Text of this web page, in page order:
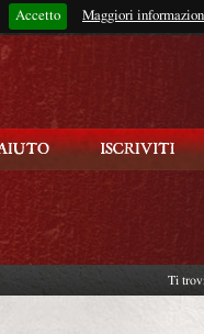
Accetto Maggiori
Rimani connesso?
Ti